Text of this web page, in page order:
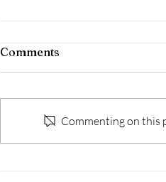
Comments
Commenting on this